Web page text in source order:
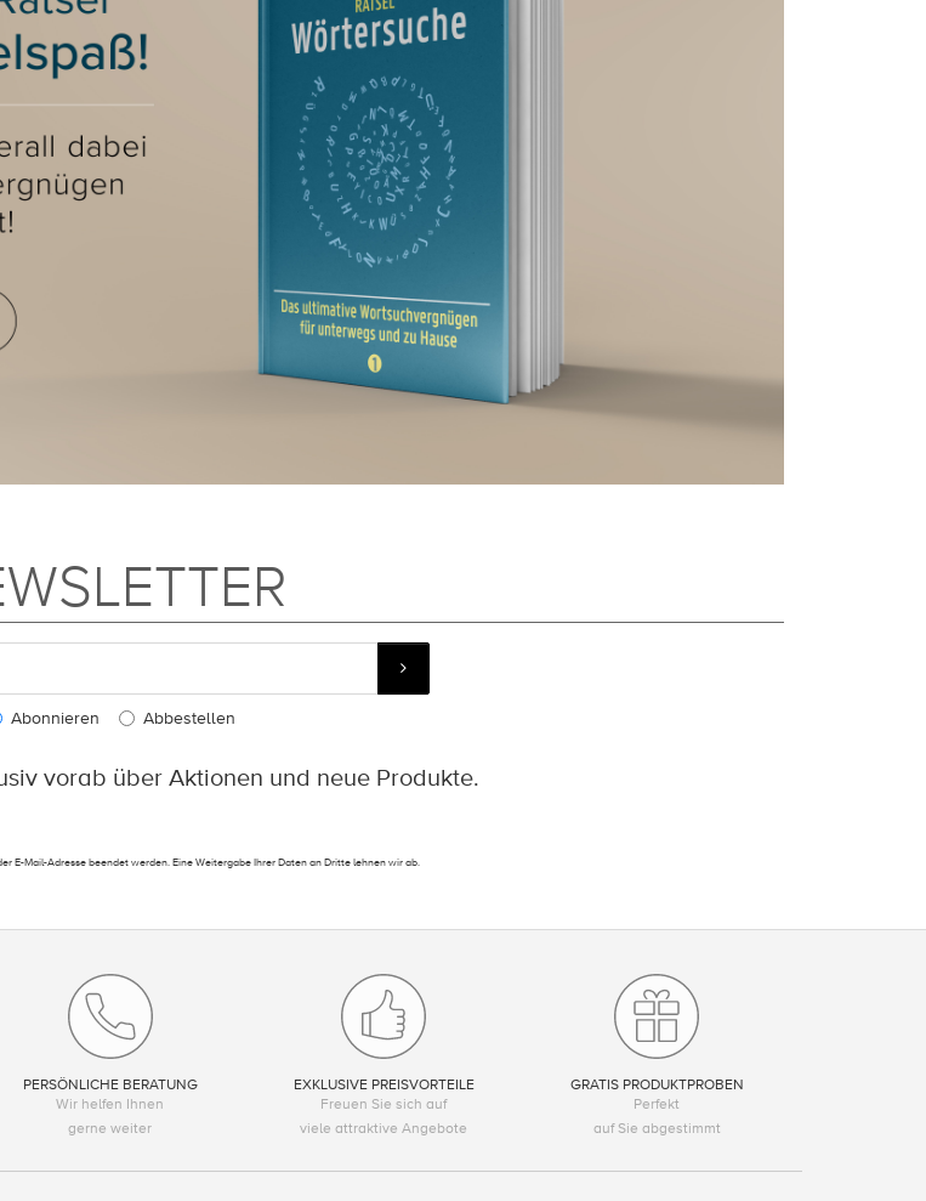
Abonnieren Abbestellen
vorab über Aktionen und neue Produkte.
E-Mail-Adresse beendet werden. Eine Weitergabe Ihrer Daten an Dritte lehnen wir ab.
PERSÖNLICHE BERATUNG
Wir helfen Ihnen
gerne weiter
EXKLUSIVE PREISVORTEILE
Freuen Sie sich auf
viele attraktive Angebote
GRATIS PRODUKTPROBEN
Perfekt
auf Sie abgestimmt